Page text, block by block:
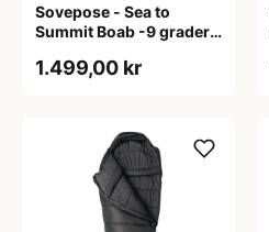
Sovepose - Sea to
Summit Boab -9 grader -
1.499,00 kr